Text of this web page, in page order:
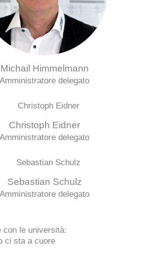
Michail Himmelmann
Amministratore delegato
Christoph Eidner
Amministratore delegato
Sebastian Schulz
Amministratore delegato
con le università:
ci sta a cuore